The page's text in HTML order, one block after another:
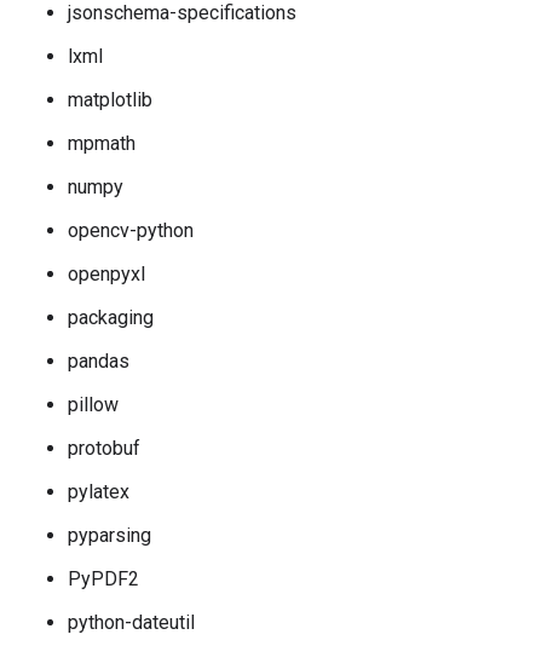
jsonschema-specifications
lxml
matplotlib
mpmath
numpy
opencv-python
openpyxl
packaging
pandas
pillow
protobuf
pylatex
pyparsing
PyPDF2
python-dateutil